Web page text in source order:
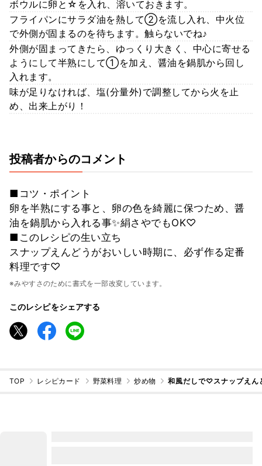
ボウルに卵と☆を入れ、溶いておきます。
フライパンにサラダ油を熱して②を流し入れ、中火位
で外側が固まるのを待ちます。触らないでね♪
外側が固まってきたら、ゆっくり大きく、中心に寄せる
ようにして半熟にして①を加え、醤油を鍋肌から回し
入れます。
味が足りなければ、塩(分量外)で調整してから火を止
め、出来上がり！
投稿者からのコメント
■コツ・ポイント
卵を半熟にする事と、卵の色を綺麗に保つため、醤
油を鍋肌から入れる事✨絹さやでもOK♡
■このレシピの生い立ち
スナップえんどうがおいしい時期に、必ず作る定番
料理です♡
※みやすさのために書式を一部改変しています。
このレシピをシェアする
TOP レシピカード 野菜料理 炒め物 和風だしで♡スナップえ